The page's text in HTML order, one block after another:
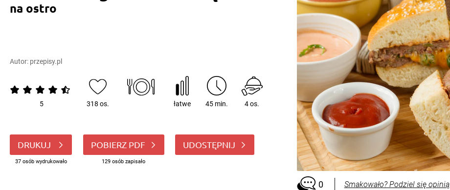
na ostro
Autor: przepisy.pl
5 318 os. łatwe 45 min. 4 os.
DRUKUJ
37 osób wydrukowało
POBIERZ PDF
129 osób zapisało
UDOSTĘPNIJ
0 Smakowało? Podziel się opinią